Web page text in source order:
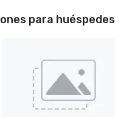
para huéspedes